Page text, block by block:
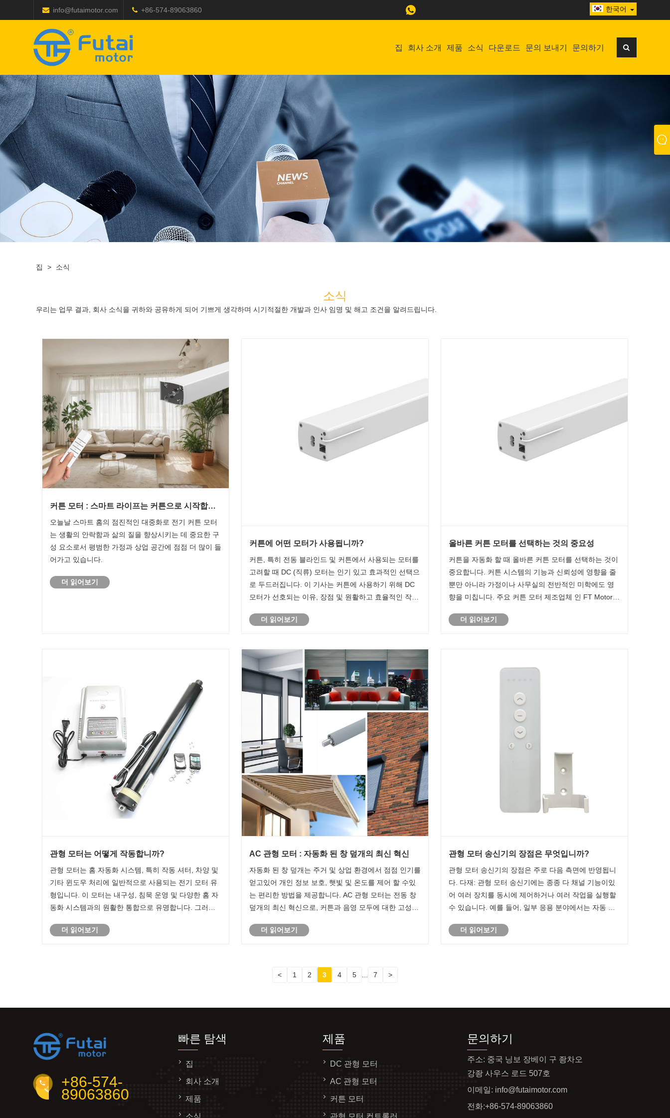
info@futaimotor.com +86-574-89063860 한국어
집 회사 소개 제품 소식 다운로드 문의 보내기 문의하기
집 > 소식
소식
우리는 업무 결과, 회사 소식을 귀하와 공유하게 되어 기쁘게 생각하며 시기적절한 개발과 인사 임명 및 해고 조건을 알려드립니다.
커튼 모터 : 스마트 라이프는 커튼으로 시작합니
오늘날 스마트 홈의 점진적인 대중화로 전기 커튼 모터
는 생활의 안락함과 삶의 질을 향상시키는 데 중요한 구
성 요소로서 평범한 가정과 상업 공간에 점점 더 많이 들
어가고 있습니다.
더 읽어보기
커튼에 어떤 모터가 사용됩니까?
커튼, 특히 전동 블라인드 및 커튼에서 사용되는 모터를
고려할 때 DC (직류) 모터는 인기 있고 효과적인 선택으
로 두드러집니다. 이 기사는 커튼에 사용하기 위해 DC
모터가 선호되는 이유, 장점 및 원활하고 효율적인 작동
더 읽어보기
올바른 커튼 모터를 선택하는 것의 중요성
커튼을 자동화 할 때 올바른 커튼 모터를 선택하는 것이
중요합니다. 커튼 시스템의 기능과 신뢰성에 영향을 줄
뿐만 아니라 가정이나 사무실의 전반적인 미학에도 영
향을 미칩니다. 주요 커튼 모터 제조업체 인 FT Motor는
양한 커튼 모터를 제공하는 것의 중요성을 이해합니다.
더 읽어보기
관형 모터는 어떻게 작동합니까?
관형 모터는 홈 자동화 시스템, 특히 작동 셔터, 차양 및
기타 윈도우 처리에 일반적으로 사용되는 전기 모터 유
형입니다. 이 모터는 내구성, 침묵 운영 및 다양한 홈 자
동화 시스템과의 원활한 통합으로 유명합니다. 그러나
더 읽어보기
AC 관형 모터 : 자동화 된 창 덮개의 최신 혁신
자동화 된 창 덮개는 주거 및 상업 환경에서 점점 인기를
얻고있어 개인 정보 보호, 햇빛 및 온도를 제어 할 수있
는 편리한 방법을 제공합니다. AC 관형 모터는 전동 창
덮개의 최신 혁신으로, 커튼과 음영 모두에 대한 고성능
더 읽어보기
관형 모터 송신기의 장점은 무엇입니까?
관형 모터 송신기의 장점은 주로 다음 측면에 반영됩니
다. 다재: 관형 모터 송신기에는 종종 다 채널 기능이있
어 여러 장치를 동시에 제어하거나 여러 작업을 실행할
수 있습니다. 예를 들어, 일부 응용 분야에서는 자동 도
편의성을 향상시키는 데 사용할 수 있습니다.
더 읽어보기
< 1 2 3 4 5 7 >
+86-574-
89063860
빠른 탐색
집
회사 소개
제품
소식
제품
DC 관형 모터
AC 관형 모터
커튼 모터
관형 모터 컨트롤러
문의하기
주소: 중국 닝보 장베이 구 좡차오
강좡 사우스 로드 507호
이메일: info@futaimotor.com
전화:+86-574-89063860